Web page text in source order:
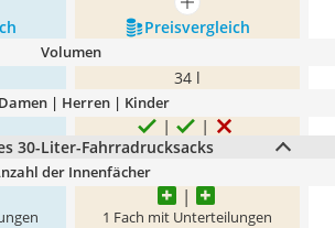
mehr anzeigen
Preis­vergleich
Volumen
34 l
| Herren | Kinder
30-Liter-Fahrradrucksacks
der Innenfächer
1 Fach mit Unterteilungen